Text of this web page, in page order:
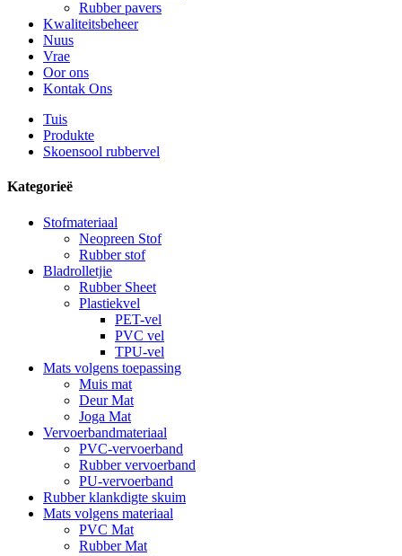
Rubber pavers
Kwaliteitsbeheer
Nuus
Vrae
Oor ons
Kontak Ons
Tuis
Produkte
Skoensool rubbervel
Kategorieë
Stofmateriaal
Neopreen Stof
Rubber stof
Bladrolletjie
Rubber Sheet
Plastiekvel
PET-vel
PVC vel
TPU-vel
Mats volgens toepassing
Muis mat
Deur Mat
Joga Mat
Vervoerbandmateriaal
PVC-vervoerband
Rubber vervoerband
PU-vervoerband
Rubber klankdigte skuim
Mats volgens materiaal
PVC Mat
Rubber Mat